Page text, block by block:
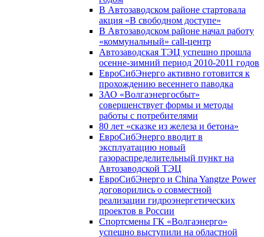
В Автозаводском районе стартовала
акция «В свободном доступе»
В Автозаводском районе начал работу
«коммунальный» call-центр
Автозаводская ТЭЦ успешно прошла
осенне-зимний период 2010-2011 годов
ЕвроСибЭнерго активно готовится к
прохождению весеннего паводка
ЗАО «Волгаэнергосбыт»
совершенствует формы и методы
работы с потребителями
80 лет «сказке из железа и бетона»
ЕвроСибЭнерго вводит в
эксплуатацию новый
газораспределительный пункт на
Автозаводской ТЭЦ
ЕвроСибЭнерго и China Yangtze Power
договорились о совместной
реализации гидроэнергетических
проектов в России
Спортсмены ГК «Волгаэнерго»
успешно выступили на областной